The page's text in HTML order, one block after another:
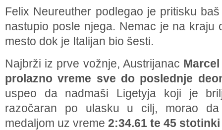
Felix Neureuther podlegao je pritisku
nastupio posle njega. Nemac je na kraju
mesto dok je Italijan bio šesti.
Najbrži iz prve vožnje, Austrijanac
prolazno vreme sve do poslednje
uspeo da nadmaši Ligetyja koji je
razočaran po ulasku u cilj, morao da
medaljom uz vreme 2:34.61 te 45